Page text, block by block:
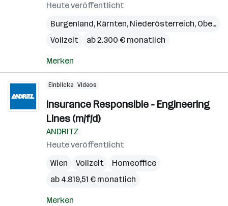
Heute veröffentlicht
Burgenland, Kärnten, Niederösterreich, Oberösterreich
Vollzeit
ab 2.300 € monatlich
Merken
Einblicke Videos
Insurance Responsible - Engineering
Lines (m/f/d)
ANDRITZ
Heute veröffentlicht
Wien
Vollzeit
Homeoffice
ab 4.819,51 € monatlich
Merken